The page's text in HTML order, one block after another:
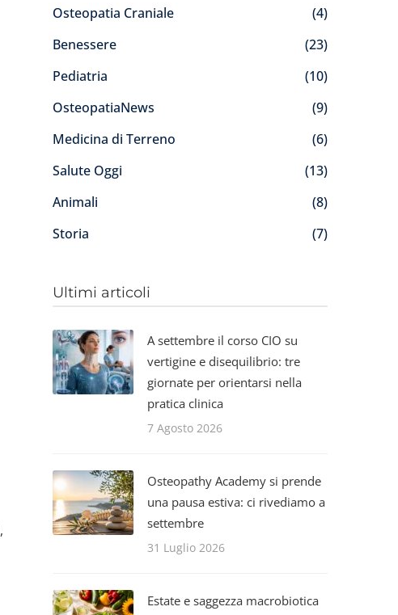
,
Osteopatia Craniale
(4)
Benessere
(23)
Pediatria
(10)
OsteopatiaNews
(9)
Medicina di Terreno
(6)
Salute Oggi
(13)
Animali
(8)
Storia
(7)
Ultimi articoli
A settembre il corso CIO su
vertigine e disequilibrio: tre
giornate per orientarsi nella
pratica clinica
7 Agosto 2026
Osteopathy Academy si prende
una pausa estiva: ci rivediamo a
settembre
31 Luglio 2026
Estate e saggezza macrobiotica